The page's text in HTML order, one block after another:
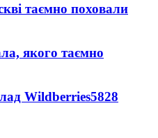
таємно поховали
якого таємно
Wildberries5828